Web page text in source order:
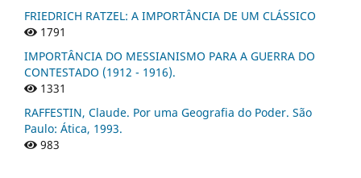
FRIEDRICH RATZEL: A IMPORTÂNCIA DE UM CLÁSSICO
1791
IMPORTÂNCIA DO MESSIANISMO PARA A GUERRA DO
CONTESTADO (1912 - 1916).
1331
RAFFESTIN, Claude. Por uma Geografia do Poder. São
Paulo: Ática, 1993.
983